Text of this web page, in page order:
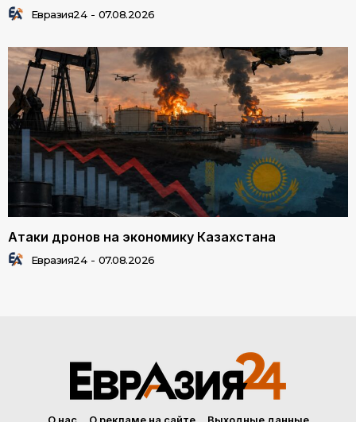
Евразия24 - 07.08.2026
Атаки дронов на экономику Казахстана
Евразия24 - 07.08.2026
О нас О рекламе на сайте Выходные данные